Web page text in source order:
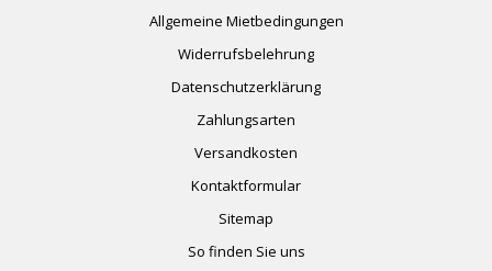
Allgemeine Mietbedingungen
Widerrufsbelehrung
Datenschutzerklärung
Zahlungsarten
Versandkosten
Kontaktformular
Sitemap
So finden Sie uns